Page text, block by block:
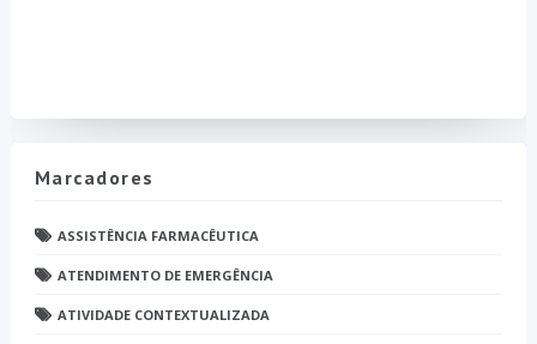
Marcadores
ASSISTÊNCIA FARMACÊUTICA
ATENDIMENTO DE EMERGÊNCIA
ATIVIDADE CONTEXTUALIZADA